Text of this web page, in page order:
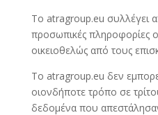
To atragroup.eu συλλέγει
προσωπικές πληροφορίες
οικειοθελώς από τους
To atragroup.eu δεν
οιονδήποτε τρόπο σε
δεδομένα που